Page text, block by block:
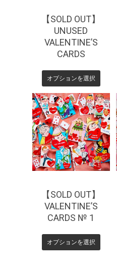
【SOLD OUT】
UNUSED
VALENTINE’S
CARDS
オプションを選択
¥440
【SOLD OUT】
VALENTINE’S
CARDS № 1
オプションを選択